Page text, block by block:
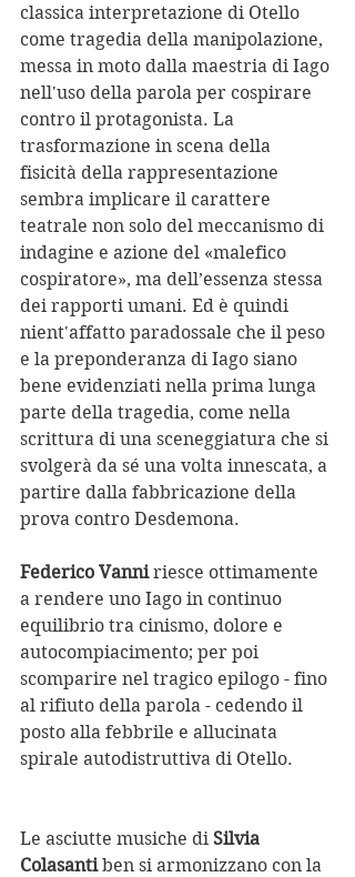
classica interpretazione di Otello
come tragedia della manipolazione,
messa in moto dalla maestria di Iago
nell'uso della parola per cospirare
contro il protagonista. La
trasformazione in scena della
fisicità della rappresentazione
sembra implicare il carattere
teatrale non solo del meccanismo di
indagine e azione del «malefico
cospiratore», ma dell’essenza stessa
dei rapporti umani. Ed è quindi
nient'affatto paradossale che il peso
e la preponderanza di Iago siano
bene evidenziati nella prima lunga
parte della tragedia, come nella
scrittura di una sceneggiatura che si
svolgerà da sé una volta innescata, a
partire dalla fabbricazione della
prova contro Desdemona.
Federico Vanni riesce ottimamente
a rendere uno Iago in continuo
equilibrio tra cinismo, dolore e
autocompiacimento; per poi
scomparire nel tragico epilogo - fino
al rifiuto della parola - cedendo il
posto alla febbrile e allucinata
spirale autodistruttiva di Otello.
Le asciutte musiche di Silvia
Colasanti ben si armonizzano con la